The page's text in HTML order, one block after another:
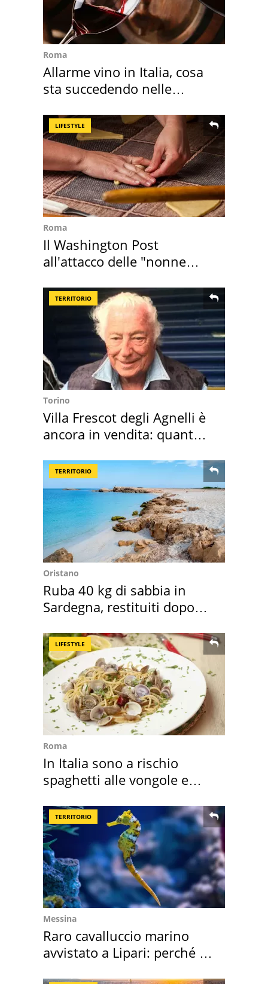
Roma
Allarme vino in Italia, cosa
sta succedendo nelle
LIFESTYLE
Roma
Il Washington Post
all'attacco delle "nonne
TERRITORIO
Torino
Villa Frescot degli Agnelli è
ancora in vendita: quanto
TERRITORIO
Oristano
Ruba 40 kg di sabbia in
Sardegna, restituiti dopo
LIFESTYLE
Roma
In Italia sono a rischio
spaghetti alle vongole e
TERRITORIO
Messina
Raro cavalluccio marino
avvistato a Lipari: perché è